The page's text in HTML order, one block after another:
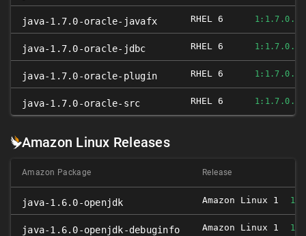
java-1.7.0-oracle-javafx RHEL 6
java-1.7.0-oracle-jdbc RHEL 6
java-1.7.0-oracle-plugin RHEL 6
java-1.7.0-oracle-src RHEL 6
Amazon Linux Releases
Amazon Package Release
java-1.6.0-openjdk Amazon Linux 1
java-1.6.0-openjdk-debuginfo Amazon Linux 1